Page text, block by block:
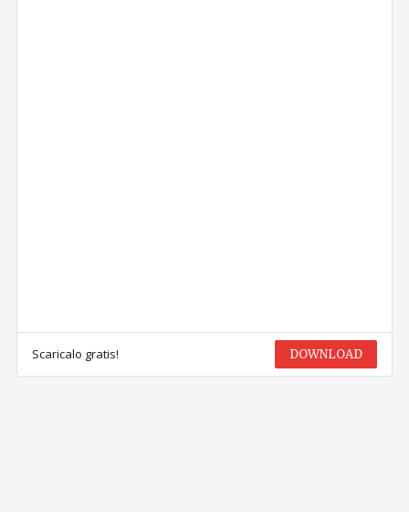
Scaricalo gratis! DOWNLOAD